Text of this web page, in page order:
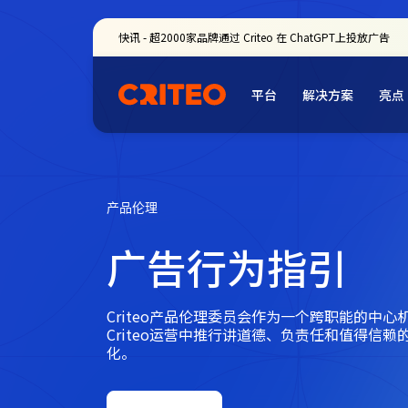
快讯 - 超2000家品牌通过 Criteo 在 ChatGPT上投放广告
平台 解决方案 亮点
产品伦理
广告行为指引
Criteo产品伦理委员会作为一个跨职能的中心
Criteo运营中推行讲道德、负责任和值得信赖
化。